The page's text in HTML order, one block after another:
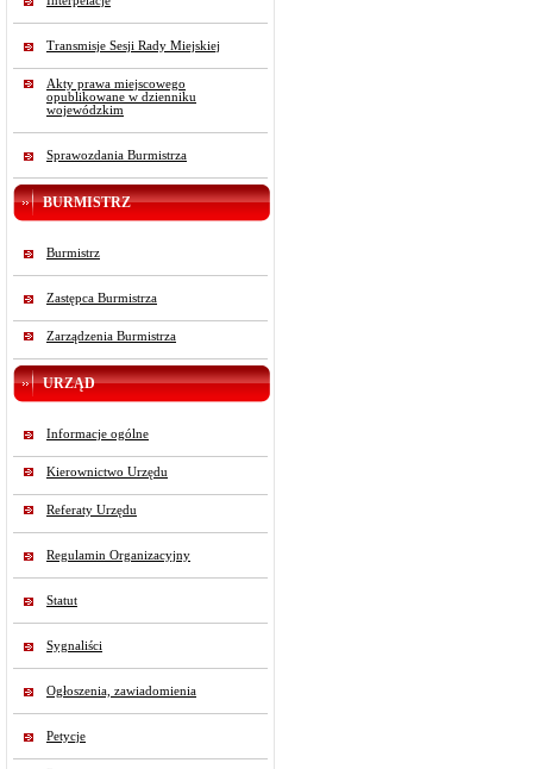
Transmisje Sesji Rady Miejskiej
Akty prawa miejscowego
opublikowane w dzienniku
wojewódzkim
Sprawozdania Burmistrza
BURMISTRZ
Burmistrz
Zastępca Burmistrza
Zarządzenia Burmistrza
URZĄD
Informacje ogólne
Kierownictwo Urzędu
Referaty Urzędu
Regulamin Organizacyjny
Statut
Sygnaliści
Ogłoszenia, zawiadomienia
Petycje